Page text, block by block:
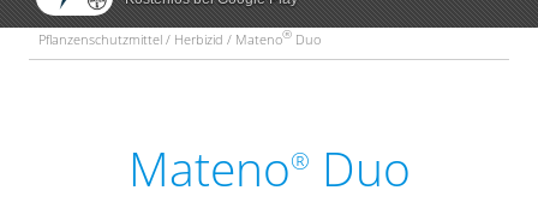
Pflanzenschutzmittel / Herbizid / Mateno® Duo
Mateno® Duo